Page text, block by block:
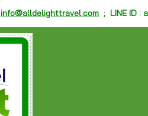
info@alldelighttravel.com ; LINE ID